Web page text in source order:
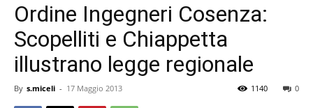
Ordine Ingegneri Cosenza:
Scopelliti e Chiappetta
illustrano legge regionale
By s.miceli - 17 Maggio 2013 0
1140